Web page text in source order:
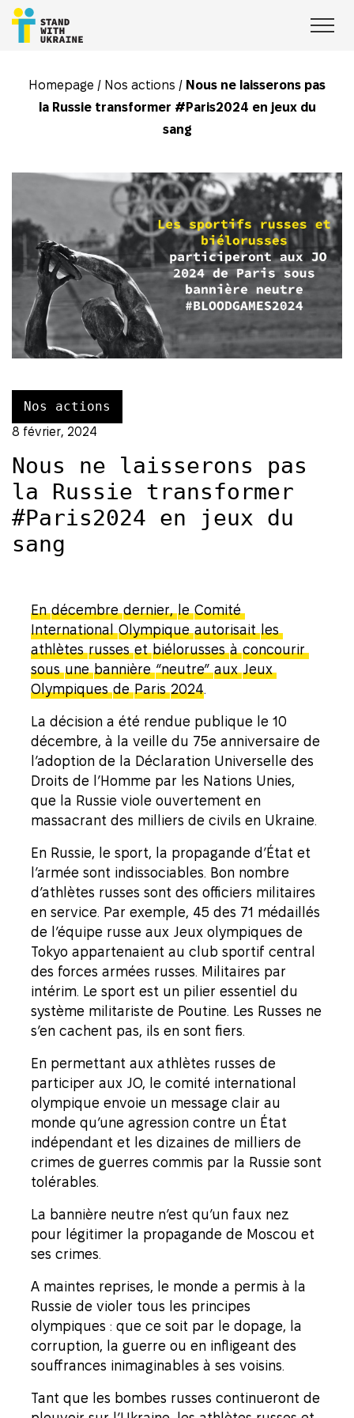
Homepage / Nos actions / Nous ne laisserons pas
la Russie transformer #Paris2024 en jeux du
sang
Nos actions
8 février, 2024
Nous ne laisserons pas
la Russie transformer
#Paris2024 en jeux du
sang
En décembre dernier, le Comité
International Olympique autorisait les
athlètes russes et biélorusses à concourir
sous une bannière “neutre” aux Jeux
Olympiques de Paris 2024.
La décision a été rendue publique le 10
décembre, à la veille du 75e anniversaire de
l’adoption de la Déclaration Universelle des
Droits de l’Homme par les Nations Unies,
que la Russie viole ouvertement en
massacrant des milliers de civils en Ukraine.
En Russie, l e sport, la propagande d’État et
l’armée sont indissociables. Bon nombre
d’athlètes russes sont des officiers militaires
en service. Par exemple, 45 des 71 médaillés
de l’équipe russe aux Jeux olympiques de
Tokyo appartenaient au club sportif central
des forces armées russes. Militaires par
intérim. Le sport est un pilier essentiel du
système militariste de Poutine. Les Russes ne
s’en cachent pas, ils en sont fiers.
En permettant aux athlètes russes de
participer aux JO, le comité international
olympique envoie un message clair au
monde qu’une agression contre un État
indépendant et les dizaines de milliers de
crimes de guerres commis par la Russie sont
tolérables.
La bannière neutre n’est qu’un faux nez
pour légitimer la propagande de Moscou et
ses crimes.
A maintes reprises, le monde a permis à la
Russie de violer tous les principes
olympiques : que ce soit par le dopage, la
corruption, la guerre ou en infligeant des
souffrances inimaginables à ses voisins.
Tant que les bombes russes continueront de